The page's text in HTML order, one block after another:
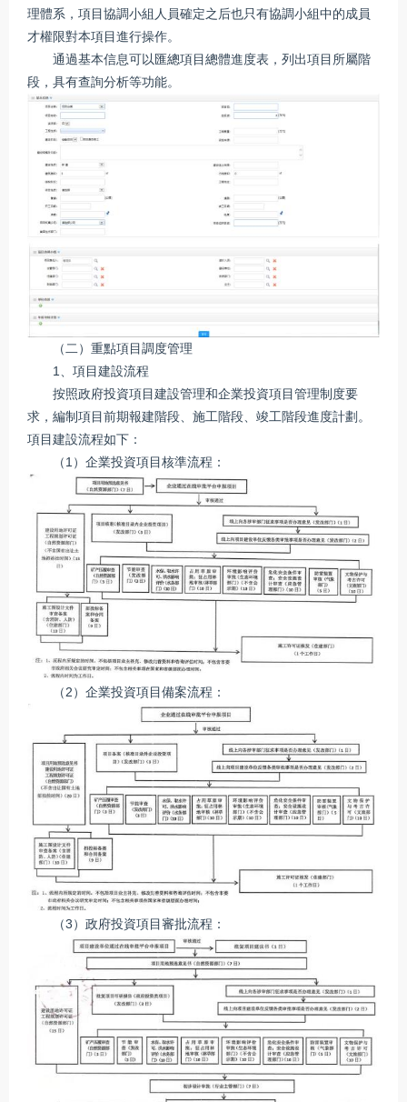
理體系，項目協調小組人員確定之后也只有協調小組中的成員
才權限對本項目進行操作。
通過基本信息可以匯總項目總體進度表，列出項目所屬階
段，具有查詢分析等功能。
（二）重點項目調度管理
1、項目建設流程
按照政府投資項目建設管理和企業投資項目管理制度要
求，編制項目前期報建階段、施工階段、竣工階段進度計劃。
項目建設流程如下：
（1）企業投資項目核準流程：
（2）企業投資項目備案流程：
（3）政府投資項目審批流程：